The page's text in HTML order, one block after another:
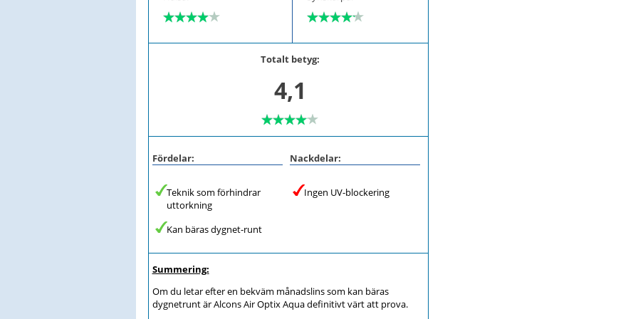
Totalt betyg:
4,1
Fördelar:
Teknik som förhindrar
uttorkning
Kan bäras dygnet-runt
Nackdelar:
Ingen UV-blockering
Summering:
Om du letar efter en bekväm månadslins som kan bäras
dygnetrunt är Alcons Air Optix Aqua definitivt värt att prova.